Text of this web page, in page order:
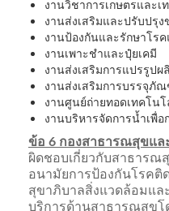
งานวิชาการเกษตรและเ
งานส่งเสริมและปรับปรุ
งานป้องกันและรักษาโร
งานเพาะชำและปุ๋ยเคมี
งานส่งเสริมการแปรรูป
งานส่งเสริมการบรรจุภั
งานศูนย์ถ่ายทอดเทคโนโ
งานบริหารจัดการน้ำเพื่อ
ข้อ 6 กองสาธารณสุขแล
ผิดชอบเกี่ยวกับสาธารณ
อนามัยการป้องกันโรคติ
สุขาภิบาลสิ่งแวดล้อมแล
บริการด้านสาธารณสุขโ